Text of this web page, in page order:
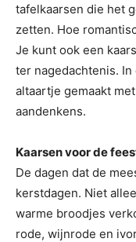
tafelkaarsen die het
zetten. Hoe
Je kunt ook een
ter nagedachtenis.
altaartje gemaakt
aandenkens.
Kaarsen voor de
De dagen dat de
kerstdagen. Niet
warme broodjes
rode, wijnrode en